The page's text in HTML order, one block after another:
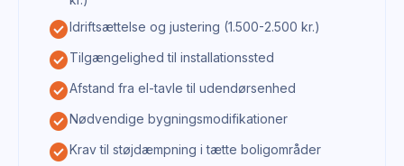
check_circleIdriftsættelse og justering (1.500-2.500 kr.)
check_circleTilgængelighed til installationssted
check_circleAfstand fra el-tavle til udendørsenhed
check_circleNødvendige bygningsmodifikationer
check_circleKrav til støjdæmpning i tætte boligområder